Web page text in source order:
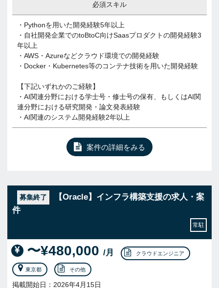
必須スキル
・Pythonを用いた開発経験5年以上
・自社開発企業でのtoBtoC向けSaasプロダクトの開発経験3
年以上
・AWS・Azureなどクラウド環境での開発経験
・Docker・Kubernetes等のコンテナ技術を用いた開発経験
【下記いずれかのご経験】
・AI関連分野における学士号・修士号の保有、もしくはAI関
連分野における研究開発・論文発表経験
・AI関連のシステム開発経験2年以上
案件の詳細をみる
募集終了
【Oracle】インフラ構築支援の求人・案
件
常駐
〜¥480,000 /月 クラウドエンジニア
東京都 その他
掲載開始日：2026年4月15日